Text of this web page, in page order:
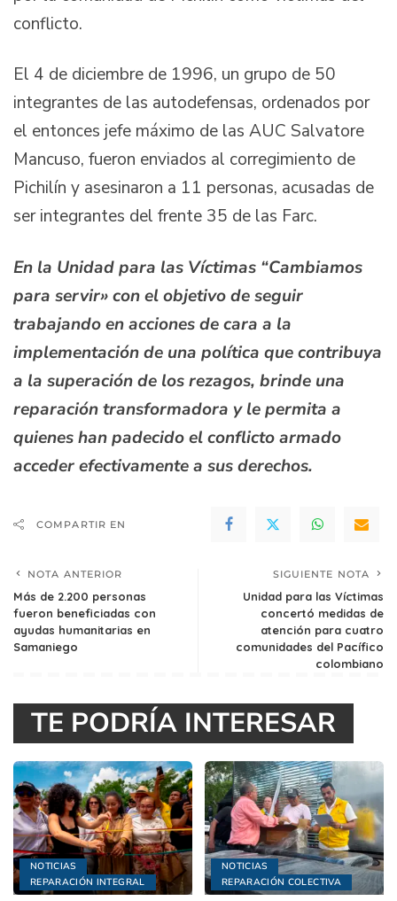
conflicto.
El 4 de diciembre de 1996, un grupo de 50
integrantes de las autodefensas, ordenados por
el entonces jefe máximo de las AUC Salvatore
Mancuso, fueron enviados al corregimiento de
Pichilín y asesinaron a 11 personas, acusadas de
ser integrantes del frente 35 de las Farc.
En la Unidad para las Víctimas “Cambiamos
para servir» con el objetivo de seguir
trabajando en acciones de cara a la
implementación de una política que contribuya
a la superación de los rezagos, brinde una
reparación transformadora y le permita a
quienes han padecido el conflicto armado
acceder efectivamente a sus derechos.
COMPARTIR EN
NOTA ANTERIOR
Más de 2.200 personas
fueron beneficiadas con
ayudas humanitarias en
Samaniego
SIGUIENTE NOTA
Unidad para las Víctimas
concertó medidas de
atención para cuatro
comunidades del Pacífico
colombiano
TE PODRÍA INTERESAR
NOTICIAS
REPARACIÓN INTEGRAL
NOTICIAS
REPARACIÓN COLECTIVA